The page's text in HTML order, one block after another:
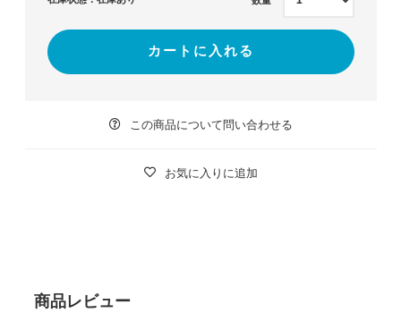
カートに入れる
この商品について問い合わせる
お気に入りに追加
商品レビュー